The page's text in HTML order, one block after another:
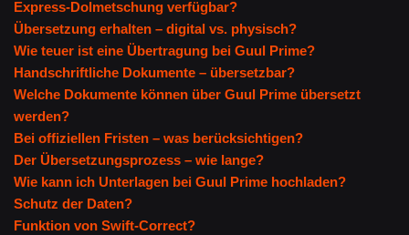
Express-Dolmetschung verfügbar?
Übersetzung erhalten – digital vs. physisch?
Wie teuer ist eine Übertragung bei Guul Prime?
Handschriftliche Dokumente – übersetzbar?
Welche Dokumente können über Guul Prime übersetzt
werden?
Bei offiziellen Fristen – was berücksichtigen?
Der Übersetzungsprozess – wie lange?
Wie kann ich Unterlagen bei Guul Prime hochladen?
Schutz der Daten?
Funktion von Swift-Correct?